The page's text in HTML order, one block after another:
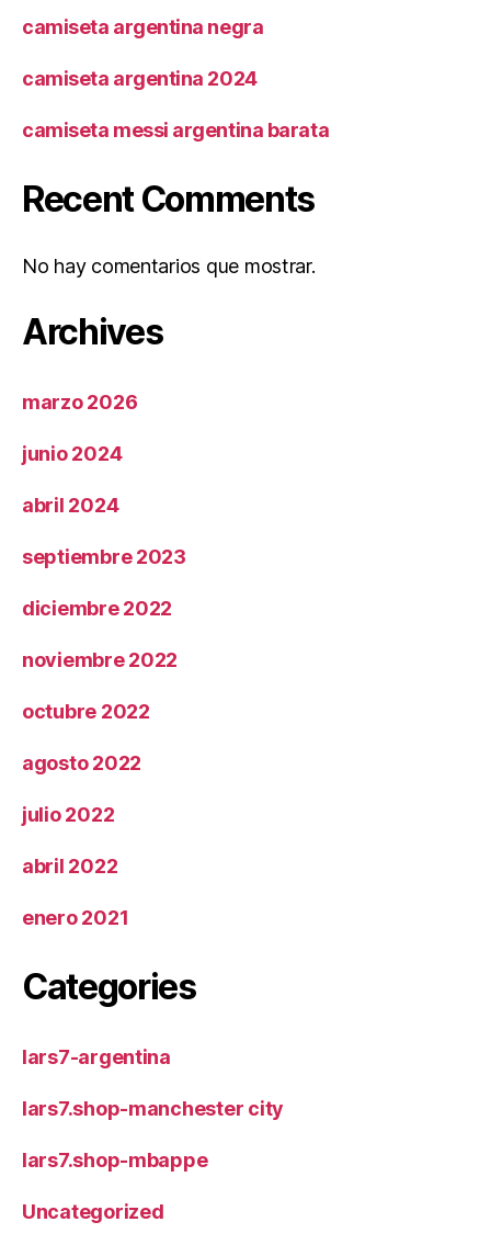
camiseta argentina negra
camiseta argentina 2024
camiseta messi argentina barata
Recent Comments
No hay comentarios que mostrar.
Archives
marzo 2026
junio 2024
abril 2024
septiembre 2023
diciembre 2022
noviembre 2022
octubre 2022
agosto 2022
julio 2022
abril 2022
enero 2021
Categories
lars7-argentina
lars7.shop-manchester city
lars7.shop-mbappe
Uncategorized